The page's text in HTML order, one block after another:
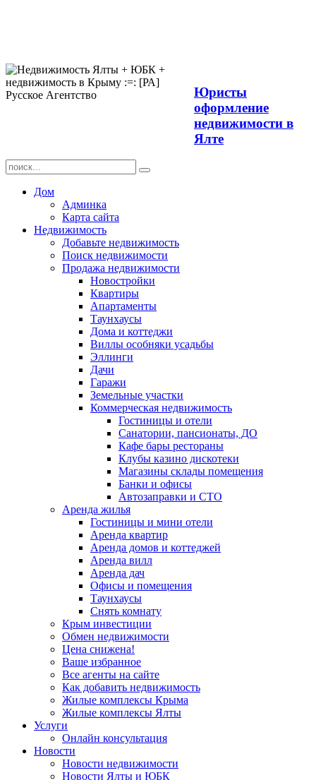
Юристы
оформление
недвижимости в
Ялте
Дом
Админка
Карта сайта
Недвижимость
Добавьте недвижимость
Поиск недвижимости
Продажа недвижимости
Новостройки
Квартиры
Апартаменты
Таунхаусы
Дома и коттеджи
Виллы особняки усадьбы
Эллинги
Дачи
Гаражи
Земельные участки
Коммерческая недвижимость
Гостиницы и отели
Санатории, пансионаты, ДО
Кафе бары рестораны
Клубы казино дискотеки
Магазины склады помещения
Банки и офисы
Автозаправки и СТО
Аренда жилья
Гостиницы и мини отели
Аренда квартир
Аренда домов и коттеджей
Аренда вилл
Аренда дач
Офисы и помещения
Таунхаусы
Снять комнату
Крым инвестиции
Обмен недвижимости
Цена снижена!
Ваше избранное
Все агенты на сайте
Как добавить недвижимость
Жилые комплексы Крыма
Жилые комплексы Ялты
Услуги
Онлайн консультация
Новости
Новости недвижимости
Новости Ялты и ЮБК